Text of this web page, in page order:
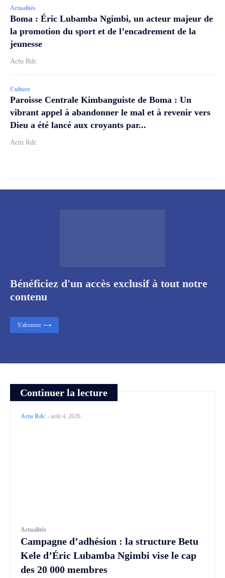
Actualités
Boma : Éric Lubamba Ngimbi, un acteur majeur de
la promotion du sport et de l’encadrement de la
jeunesse
Actu Rdc
Culture
Paroisse Centrale Kimbanguiste de Boma : Un
vibrant appel à abandonner le mal et à revenir vers
Dieu a été lancé aux croyants par...
Actu Rdc
Continuer la lecture
Actu Rdc -août 4, 2026
Actualités
Campagne d’adhésion : la structure Betu
Kele d’Éric Lubamba Ngimbi vise le cap
des 20 000 membres
Bénéficiez d'un accès exclusif à tout notre
contenu
S'abonner ⟶